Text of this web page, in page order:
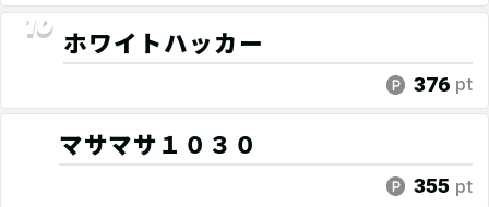
ホワイトハッカー
376 pt
マサマサ１０３０
355 pt